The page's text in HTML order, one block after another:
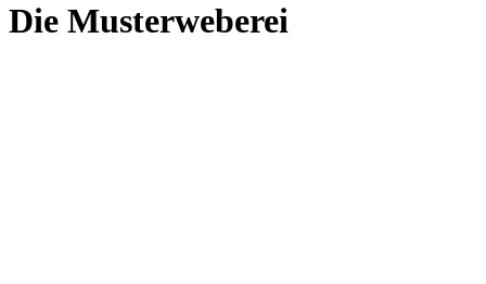
Die Musterweberei